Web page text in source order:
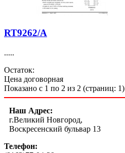
RT9262/A
.....
Остаток:
Цена договорная
Показано с 1 по 2 из 2 (страниц: 1)
Наш Адрес:
г.Великий Новгород,
Воскресенский бульвар 13
Телефон: